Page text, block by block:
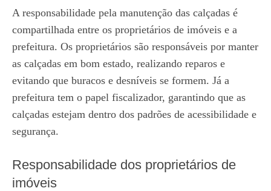
A responsabilidade pela manutenção das calçadas é
compartilhada entre os proprietários de imóveis e a
prefeitura. Os proprietários são responsáveis por manter
as calçadas em bom estado, realizando reparos e
evitando que buracos e desníveis se formem. Já a
prefeitura tem o papel fiscalizador, garantindo que as
calçadas estejam dentro dos padrões de acessibilidade e
segurança.
Responsabilidade dos proprietários de
imóveis